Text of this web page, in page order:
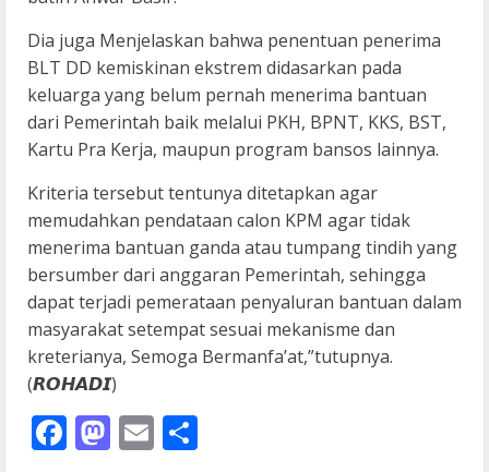
Dia juga Menjelaskan bahwa penentuan penerima
BLT DD kemiskinan ekstrem didasarkan pada
keluarga yang belum pernah menerima bantuan
dari Pemerintah baik melalui PKH, BPNT, KKS, BST,
Kartu Pra Kerja, maupun program bansos lainnya.
Kriteria tersebut tentunya ditetapkan agar
memudahkan pendataan calon KPM agar tidak
menerima bantuan ganda atau tumpang tindih yang
bersumber dari anggaran Pemerintah, sehingga
dapat terjadi pemerataan penyaluran bantuan dalam
masyarakat setempat sesuai mekanisme dan
kreterianya, Semoga Bermanfa’at,”tutupnya.
(𝙍𝙊𝙃𝘼𝘿𝙄)
Facebook
Mastodon
Email